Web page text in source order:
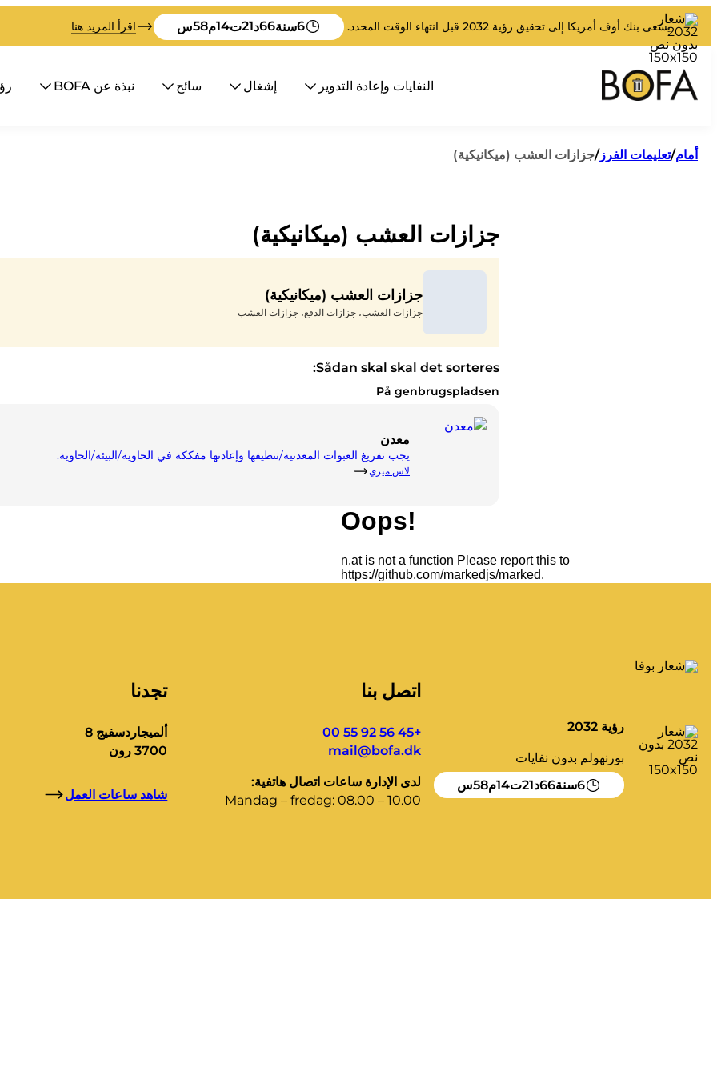
يسعى بنك أوف أمريكا إلى تحقيق رؤية 2032 قبل انتهاء الوقت المحدد. 6سنة66د21ت14م58س اقرأ المزيد هنا
النفايات وإعادة التدوير إشغال سائح نبذة عن BOFA
أمام/تعليمات الفرز/جزازات العشب (ميكانيكية)
جزازات العشب (ميكانيكية)
جزازات العشب (ميكانيكية)
جزازات العشب، جزازات الدفع، جزازات العشب
Sådan skal skal det sorteres:
På genbrugspladsen
معدن
يجب تفريغ العبوات المعدنية/تنظيفها وإعادتها مفككة في الحاوية/البيئة/الحاوية.
لاس ميري
رؤية 2032
بورنهولم بدون نفايات
6سنة66د21ت14م58س
اتصل بنا
+45 56 92 55 00
mail@bofa.dk
لدى الإدارة ساعات اتصال هاتفية:
Mandag – fredag: 08.00 – 10.00
تجدنا
ألميجاردسفيج 8
3700 رون
شاهد ساعات العمل